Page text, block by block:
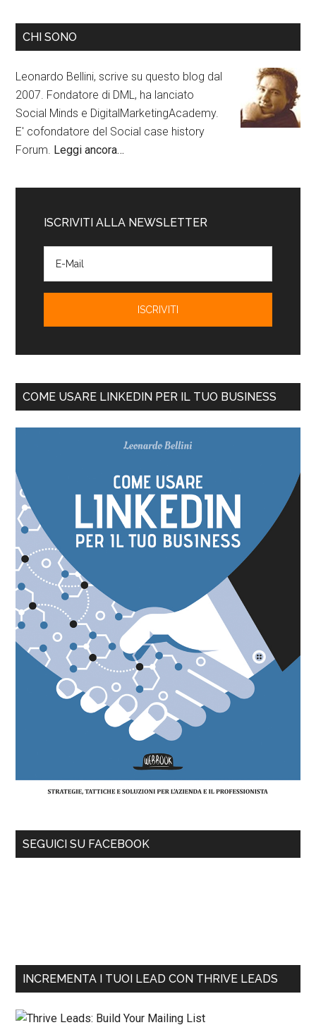
CHI SONO
Leonardo Bellini, scrive su questo blog dal
2007. Fondatore di DML, ha lanciato
Social Minds e DigitalMarketingAcademy.
E' cofondatore del Social case history
Forum. Leggi ancora…
ISCRIVITI ALLA NEWSLETTER
COME USARE LINKEDIN PER IL TUO BUSINESS
SEGUICI SU FACEBOOK
INCREMENTA I TUOI LEAD CON THRIVE LEADS